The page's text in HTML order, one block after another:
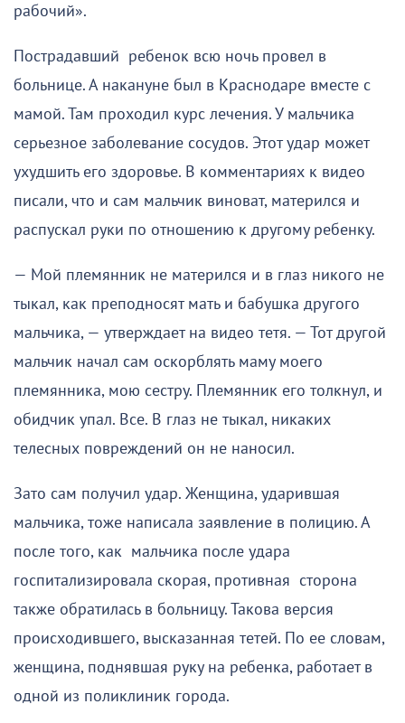
рабочий».
Пострадавший ребенок всю ночь провел в
больнице. А накануне был в Краснодаре вместе с
мамой. Там проходил курс лечения. У мальчика
серьезное заболевание сосудов. Этот удар может
ухудшить его здоровье. В комментариях к видео
писали, что и сам мальчик виноват, матерился и
распускал руки по отношению к другому ребенку.
— Мой племянник не матерился и в глаз никого не
тыкал, как преподносят мать и бабушка другого
мальчика, — утверждает на видео тетя. — Тот другой
мальчик начал сам оскорблять маму моего
племянника, мою сестру. Племянник его толкнул, и
обидчик упал. Все. В глаз не тыкал, никаких
телесных повреждений он не наносил.
Зато сам получил удар. Женщина, ударившая
мальчика, тоже написала заявление в полицию. А
после того, как мальчика после удара
госпитализировала скорая, противная сторона
также обратилась в больницу. Такова версия
происходившего, высказанная тетей. По ее словам,
женщина, поднявшая руку на ребенка, работает в
одной из поликлиник города.